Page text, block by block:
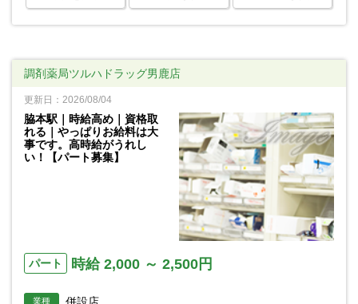
調剤薬局ツルハドラッグ男鹿店
更新日：2026/08/04
脇本駅｜時給高め｜資格取
れる｜やっぱりお給料は大
事です。高時給がうれし
い！【パート募集】
パート 時給 2,000 ～ 2,500円
業種